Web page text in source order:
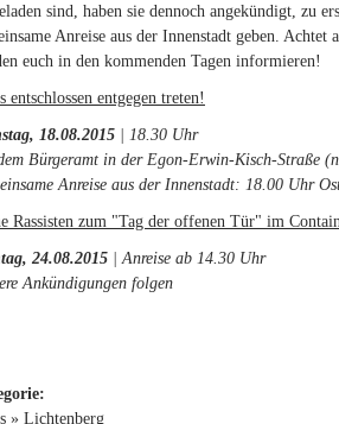
sind, haben sie dennoch angekündigt, zu
Anreise aus der Innenstadt geben.
euch in den kommenden Tagen informieren!
entschlossen entgegen treten!
18.08.2015 | 18.30 Uhr
Bürgeramt in der Egon-Erwin-Kisch-Straße
Anreise aus der Innenstadt: 18.00 Uhr
Rassisten zum "Tag der offenen Tür" im
24.08.2015 | Anreise ab 14.30 Uhr
Ankündigungen folgen
» Lichtenberg